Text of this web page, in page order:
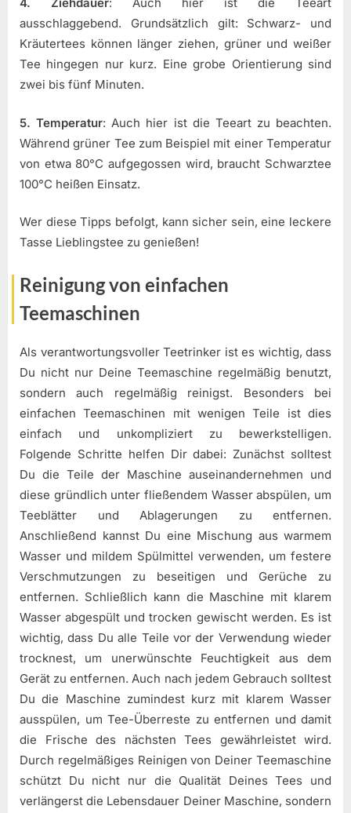
ausschlaggebend. Grundsätzlich gilt: Schwarz- und
Kräutertees können länger ziehen, grüner und weißer
Tee hingegen nur kurz. Eine grobe Orientierung sind
zwei bis fünf Minuten.
5. Temperatur: Auch hier ist die Teeart zu beachten.
Während grüner Tee zum Beispiel mit einer Temperatur
von etwa 80°C aufgegossen wird, braucht Schwarztee
100°C heißen Einsatz.
Wer diese Tipps befolgt, kann sicher sein, eine leckere
Tasse Lieblingstee zu genießen!
Reinigung von einfachen
Teemaschinen
Als verantwortungsvoller Teetrinker ist es wichtig, dass
Du nicht nur Deine Teemaschine regelmäßig benutzt,
sondern auch regelmäßig reinigst. Besonders bei
einfachen Teemaschinen mit wenigen Teile ist dies
einfach und unkompliziert zu bewerkstelligen.
Folgende Schritte helfen Dir dabei: Zunächst solltest
Du die Teile der Maschine auseinandernehmen und
diese gründlich unter fließendem Wasser abspülen, um
Teeblätter und Ablagerungen zu entfernen.
Anschließend kannst Du eine Mischung aus warmem
Wasser und mildem Spülmittel verwenden, um festere
Verschmutzungen zu beseitigen und Gerüche zu
entfernen. Schließlich kann die Maschine mit klarem
Wasser abgespült und trocken gewischt werden. Es ist
wichtig, dass Du alle Teile vor der Verwendung wieder
trocknest, um unerwünschte Feuchtigkeit aus dem
Gerät zu entfernen. Auch nach jedem Gebrauch solltest
Du die Maschine zumindest kurz mit klarem Wasser
ausspülen, um Tee-Überreste zu entfernen und damit
die Frische des nächsten Tees gewährleistet wird.
Durch regelmäßiges Reinigen von Deiner Teemaschine
schützt Du nicht nur die Qualität Deines Tees und
verlängerst die Lebensdauer Deiner Maschine, sondern